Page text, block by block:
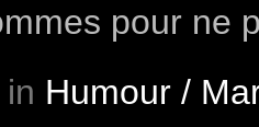
pour ne
Humour /